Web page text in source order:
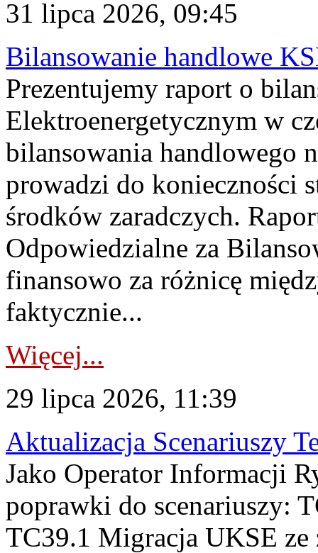
31 lipca 2026, 09:45
Bilansowanie handlowe
Prezentujemy raport o
Elektroenergetycznym w
bilansowania handlowego
prowadzi do konieczności
środków zaradczych.
Odpowiedzialne za
finansowo za różnicę
faktycznie...
Więcej...
29 lipca 2026, 11:39
Aktualizacja Scenariuszy
Jako Operator Informacji
poprawki do scenariuszy:
TC39.1 Migracja UKSE